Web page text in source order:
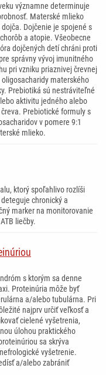
významne determinuje
Materské mlieko
Dojčenie je spojené s
a atopie. Všeobecne
dojčených detí chráni proti
správny vývoj imunitného
pri vzniku priaznivej črevnej
materského
Prebiotiká sú nestráviteľné
aktivitu jedného alebo
Prebiotické formuly s
v pomere 9:1
mlieko.
ktorý spoľahlivo rozlíši
chronický a
marker na monitorovanie
liečby.
s ktorým sa denne
Proteinúria môže byť
a/alebo tubulárna. Pri
najprv určiť veľkosť a
cielené vyšetrenia,
úlohou praktického
sa skrýva
vyšetrenie.
a/alebo zabrániť